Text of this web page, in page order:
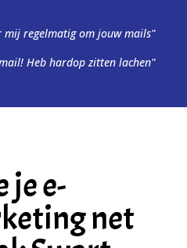
mij regelmatig om jouw mails"
Heb hardop zitten lachen"
je e-
net